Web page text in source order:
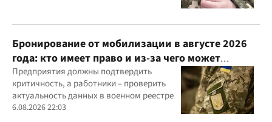
Бронирование от мобилизации в августе 2026
года: кто имеет право и из-за чего может
отказать
Предприятия должны подтвердить
критичность, а работники – проверить
актуальность данных в военном реестре
6.08.2026 22:03